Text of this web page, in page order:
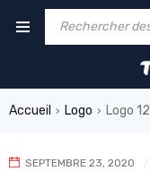
Accueil › Logo › Logo 12
SEPTEMBRE 23, 2020